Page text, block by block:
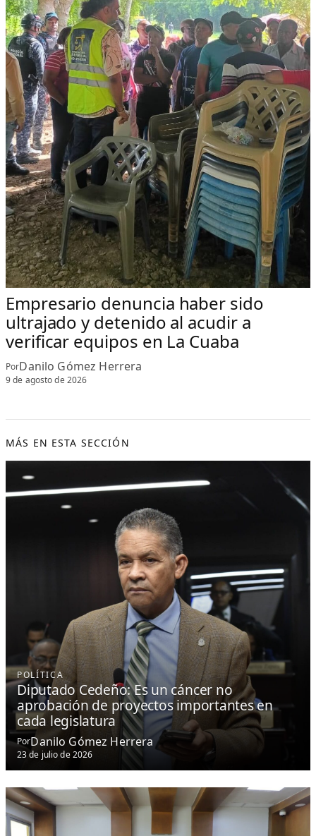
Empresario denuncia haber sido
ultrajado y detenido al acudir a
verificar equipos en La Cuaba
PorDanilo Gómez Herrera
9 de agosto de 2026
MÁS EN ESTA SECCIÓN
POLÍTICA
Diputado Cedeño: Es un cáncer no
aprobación de proyectos importantes en
cada legislatura
PorDanilo Gómez Herrera
23 de julio de 2026